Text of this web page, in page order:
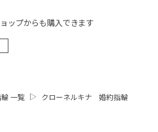
ップからも購入できます
一覧 クローネルキナ 婚約指輪